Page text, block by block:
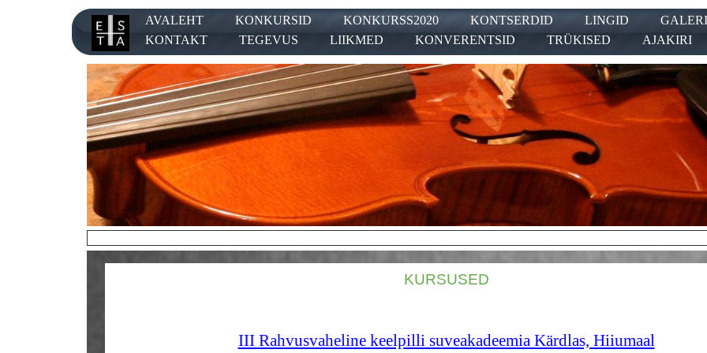
AVALEHT KONKURSID KONKURSS2020 KONTSERDID LINGID
KONTAKT
TEGEVUS LIIKMED KONVERENTSID TRÜKISED
AJAKIRI
KURSUSED
tulemusedXV varska2026 YLDKOGU2026
KURSUSED
III Rahvusvaheline keelpilli suveakadeemia Kärdlas, Hiiumaal